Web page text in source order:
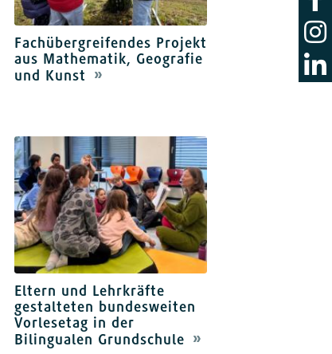
Fachübergreifendes Projekt
aus Mathematik, Geografie
und Kunst
Eltern und Lehrkräfte
gestalteten bundesweiten
Vorlesetag in der
Bilingualen Grundschule